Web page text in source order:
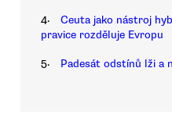
4.
Ceuta jako nástroj
pravice rozděluje Evropu
5. Padesát odstínů lži a